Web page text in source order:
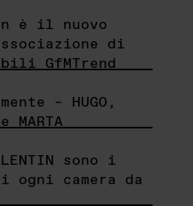
è il nuovo
di
GfMTrend
– HUGO,
MARTA
sono i
camera da